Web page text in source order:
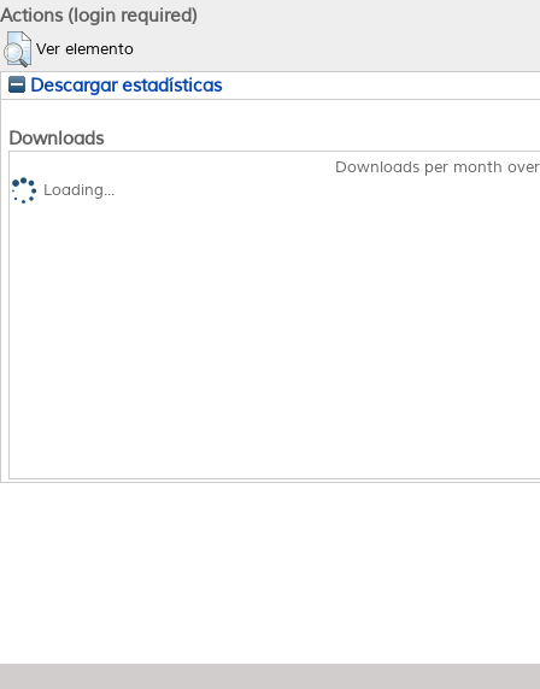
Actions (login required)
Ver elemento
Descargar estadísticas
Downloads
Downloads per month
Loading...